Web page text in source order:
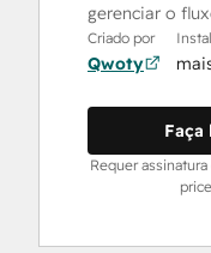
gerenciar o
Criado por
Qwoty
Faça
Requer